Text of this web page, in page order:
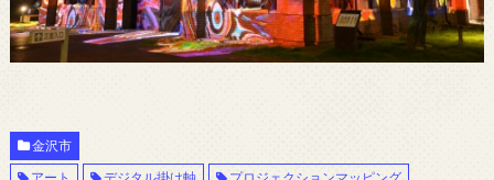
金沢市